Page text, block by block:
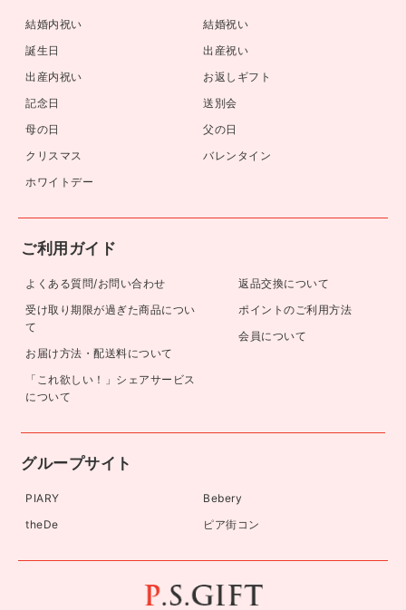
結婚内祝い
結婚祝い
誕生日
出産祝い
出産内祝い
お返しギフト
記念日
送別会
母の日
父の日
クリスマス
バレンタイン
ホワイトデー
ご利用ガイド
よくある質問/お問い合わせ
受け取り期限が過ぎた商品につい
て
お届け方法・配送料について
「これ欲しい！」シェアサービス
について
返品交換について
ポイントのご利用方法
会員について
グループサイト
PIARY
Bebery
theDe
ピア街コン